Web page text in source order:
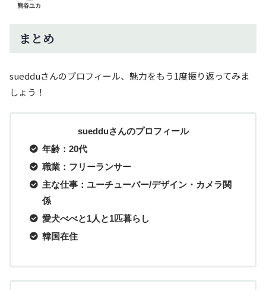
熊谷ユカ
まとめ
suedduさんのプロフィール、魅力をもう1度振り返ってみま
しょう！
suedduさんのプロフィール
年齢：20代
職業：フリーランサー
主な仕事：ユーチューバー/デザイン・カメラ関
係
愛犬べべと1人と1匹暮らし
韓国在住